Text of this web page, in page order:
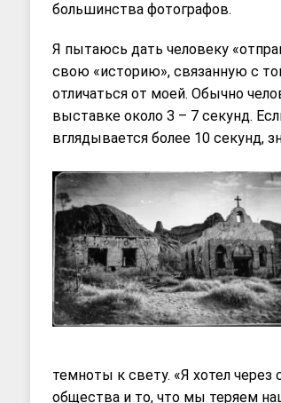
большинства фотографов.
Я пытаюсь дать человеку
свою «историю», связанную с
отличаться от моей. Обычно
выставке около 3 – 7 секунд.
вглядывается более 10 секунд,
темноты к свету. «Я хотел
общества и то, что мы теряем